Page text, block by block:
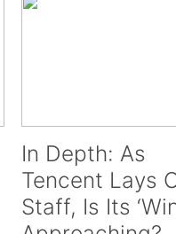
In Depth: As
Tencent Lays
Staff, Is Its